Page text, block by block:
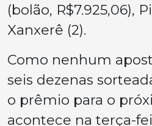
(bolão, R$7.925,06),
Xanxerê (2).
Como nenhum
seis dezenas
o prêmio para o
acontece na terça-